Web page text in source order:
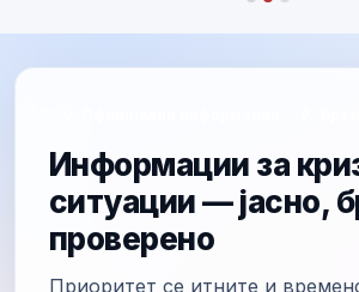
Информации за
ситуации — јасно,
проверено
Приоритет се итните и